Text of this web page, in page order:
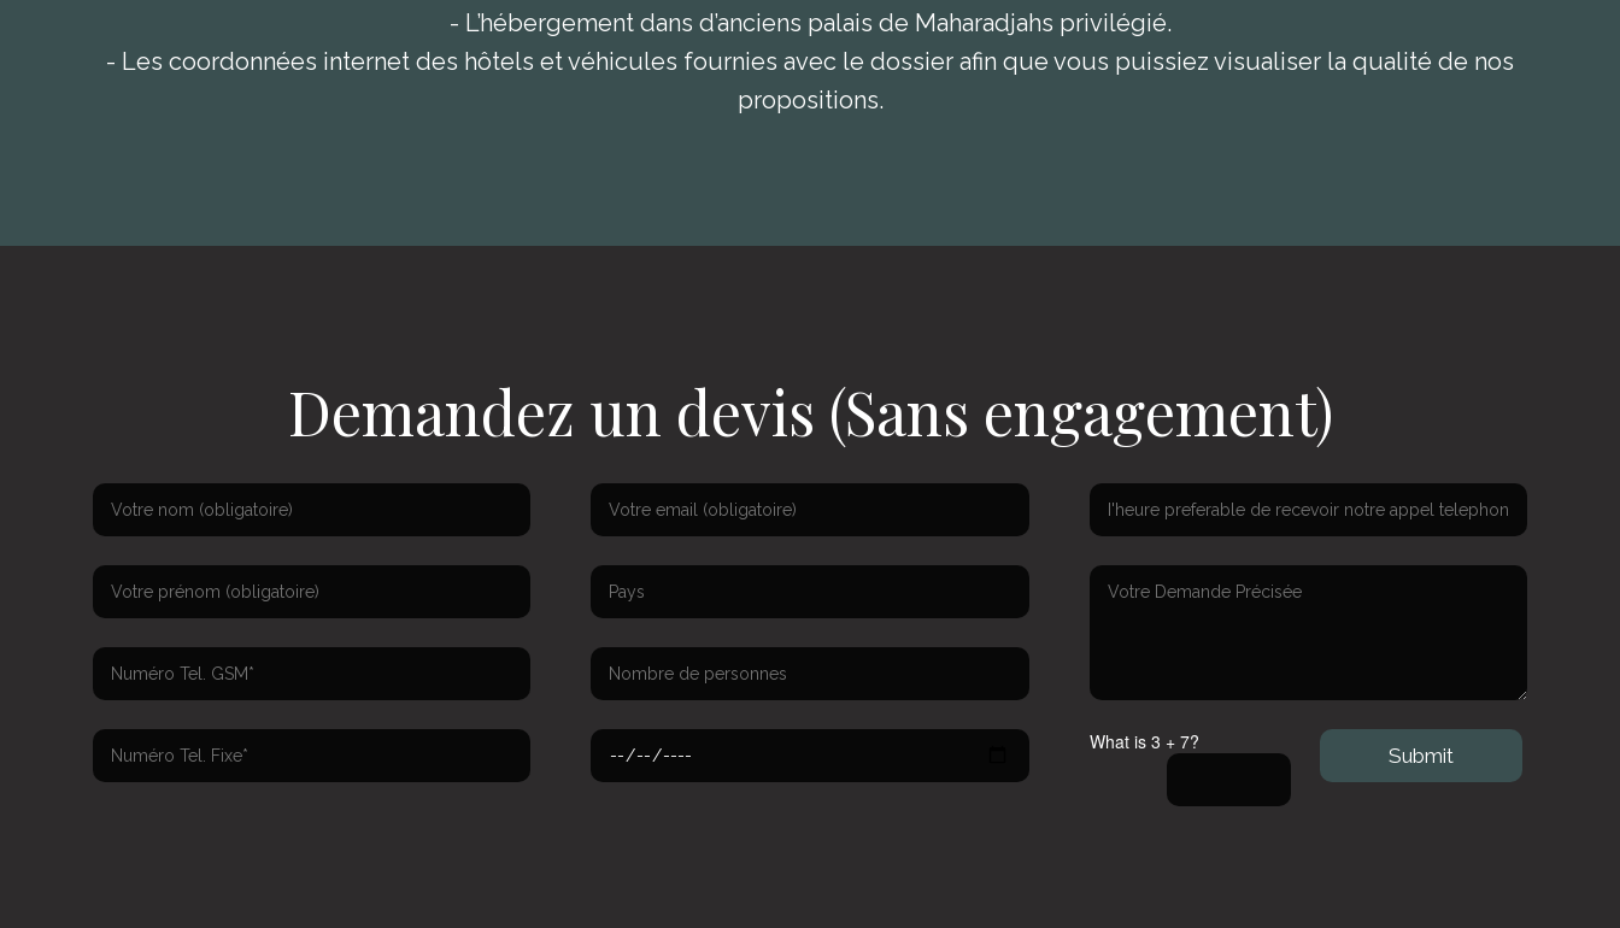
- L’hébergement dans d’anciens palais de Maharadjahs privilégié.
- Les coordonnées internet des hôtels et véhicules fournies avec le dossier afin que vous puissiez visualiser la qualité de nos
propositions.
Demandez un devis (Sans engagement)
What is 3 + 7?